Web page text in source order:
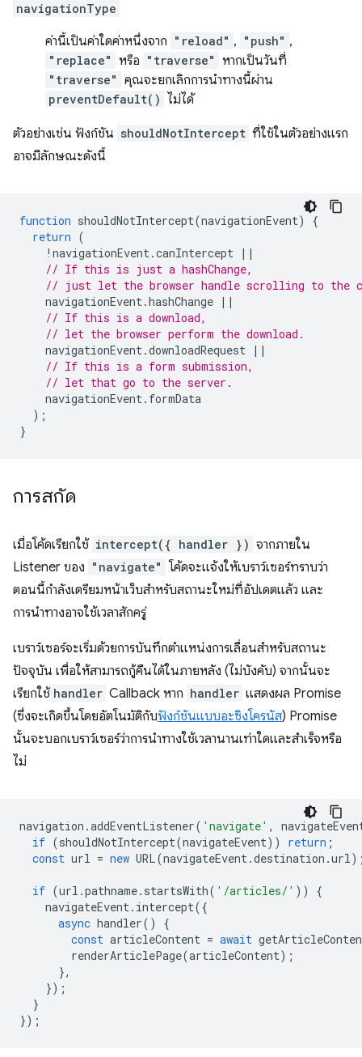
navigationType
ค่านี้เป็นค่าใดค่าหนึ่งจาก "reload" , "push" ,
"replace" หรือ "traverse" หากเป็นวันที่
"traverse" คุณจะยกเลิกการนำทางนี้ผ่าน
preventDefault() ไม่ได้
ตัวอย่างเช่น ฟังก์ชัน shouldNotIntercept ที่ใช้ในตัวอย่างแรก
อาจมีลักษณะดังนี้
function shouldNotIntercept(navigationEvent)
{
return (
! navigationEvent.canIntercept ||
// If this is just a hashChange,
// just let the browser handle scrolling to the
navigationEvent.hashChange ||
// If this is a download,
// let the browser perform the download.
navigationEvent.downloadRequest ||
// If this is a form submission,
// let that go to the server.
navigationEvent. formData
);
}
การสกัด
เมื่อโค้ดเรียกใช้ intercept({ handler }) จากภายใน
Listener ของ "navigate" โค้ดจะแจ้งให้เบราว์เซอร์ทราบว่า
ตอนนี้กำลังเตรียมหน้าเว็บสำหรับสถานะใหม่ที่อัปเดตแล้ว และ
การนำทางอาจใช้เวลาสักครู่
เบราว์เซอร์จะเริ่มด้วยการบันทึกตำแหน่งการเลื่อนสำหรับสถานะ
ปัจจุบัน เพื่อให้สามารถกู้คืนได้ในภายหลัง (ไม่บังคับ) จากนั้นจะ
เรียกใช้ handler Callback หาก handler แสดงผล Promise
(ซึ่งจะเกิดขึ้นโดยอัตโนมัติกับฟังก์ชันแบบอะซิงโครนัส) Promise
นั้นจะบอกเบราว์เซอร์ว่าการนำทางใช้เวลานานเท่าใดและสำเร็จหรือ
ไม่
navigation .addEventListener( 'navigate' ,
if (shouldNotIntercept(navigateEvent)) return ;
const url = new URL(navigateEvent.destination .url
if (url .pathname. startsWith( '/articles/' ))
{
navigateEvent. intercept({
async handler()
{
const articleContent = await
renderArticlePage(articleContent);
},
});
}
});